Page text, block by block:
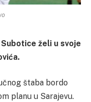
želi u svoje
štaba bordo
planu u Sarajevu.